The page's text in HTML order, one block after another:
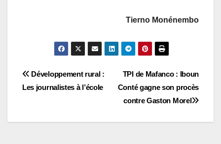
Tierno Monénembo
Navigation
de
l’article
TPI de Mafanco : Iboun
Conté gagne son procès
contre Gaston Morel
Développement rural :
Les journalistes à l’école